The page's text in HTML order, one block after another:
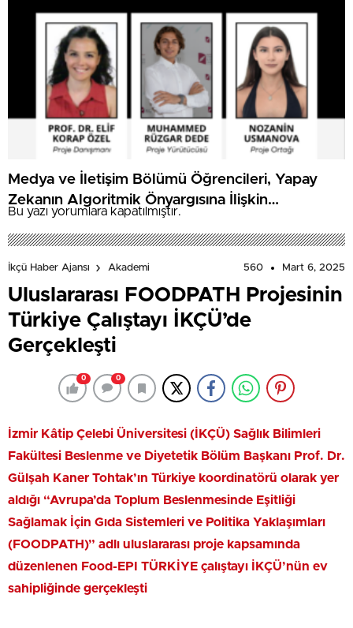
Medya ve İletişim Bölümü Öğrencileri, Yapay
Zekanın Algoritmik Önyargısına İlişkin
Farkındalık Düzeylerini Araştıracak
Bu yazı yorumlara kapatılmıştır.
İkçü Haber Ajansı Akademi 560 Mart 6, 2025
Uluslararası FOODPATH Projesinin
Türkiye Çalıştayı İKÇÜ’de
Gerçekleşti
0 0
İzmir Kâtip Çelebi Üniversitesi (İKÇÜ) Sağlık Bilimleri
Fakültesi Beslenme ve Diyetetik Bölüm Başkanı Prof. Dr.
Gülşah Kaner Tohtak’ın Türkiye koordinatörü olarak yer
aldığı “Avrupa’da Toplum Beslenmesinde Eşitliği
Sağlamak İçin Gıda Sistemleri ve Politika Yaklaşımları
(FOODPATH)” adlı uluslararası proje kapsamında
düzenlenen Food-EPI TÜRKİYE çalıştayı İKÇÜ’nün ev
sahipliğinde gerçekleşti